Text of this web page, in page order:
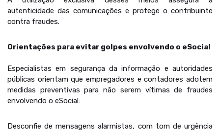
autenticidade das comunicações e protege o contribuinte
contra fraudes.
Orientações para evitar golpes envolvendo o eSocial
Especialistas em segurança da informação e autoridades
públicas orientam que empregadores e contadores adotem
medidas preventivas para não serem vítimas de fraudes
envolvendo o eSocial:
Desconfie de mensagens alarmistas, com tom de urgência